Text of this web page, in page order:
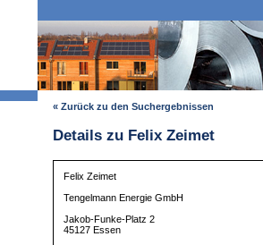
« Zurück zu den Suchergebnissen
Details zu Felix Zeimet
Felix Zeimet
Tengelmann Energie GmbH
Jakob-Funke-Platz 2
45127 Essen